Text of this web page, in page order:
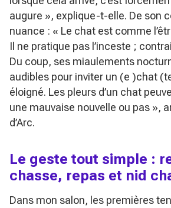
augure », explique-t-elle. De son
nuance : « Le chat est comme
Il ne pratique pas l’inceste ;
Du coup, ses miaulements
audibles pour inviter un (e )chat
éloigné. Les pleurs d’un chat
une mauvaise nouvelle ou pas »,
d’Arc.
Le geste tout simple :
chasse, repas et nid
Dans mon salon, les premières